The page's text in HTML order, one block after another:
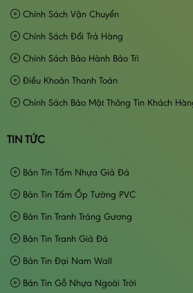
Chính Sách Vận Chuyển
Chính Sách Đổi Trả Hàng
Chính Sách Bảo Hành Bảo Trì
Điều Khoản Thanh Toán
Chính Sách Bảo Mật Thông Tin Khách
TIN TỨC
Bản Tin Tấm Nhựa Giả Đá
Bản Tin Tấm Ốp Tường PVC
Bản Tin Tranh Tráng Gương
Bản Tin Tranh Giả Đá
Bản Tin Đại Nam Wall
Bản Tin Gỗ Nhựa Ngoài Trời